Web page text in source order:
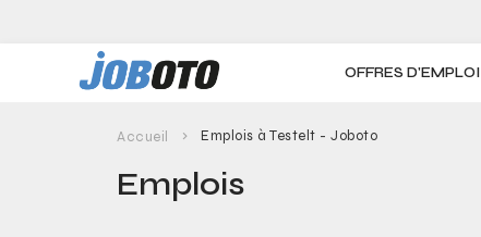
OFFRES D'EMPLOI
Accueil Emplois à Testelt - Joboto
Emplois